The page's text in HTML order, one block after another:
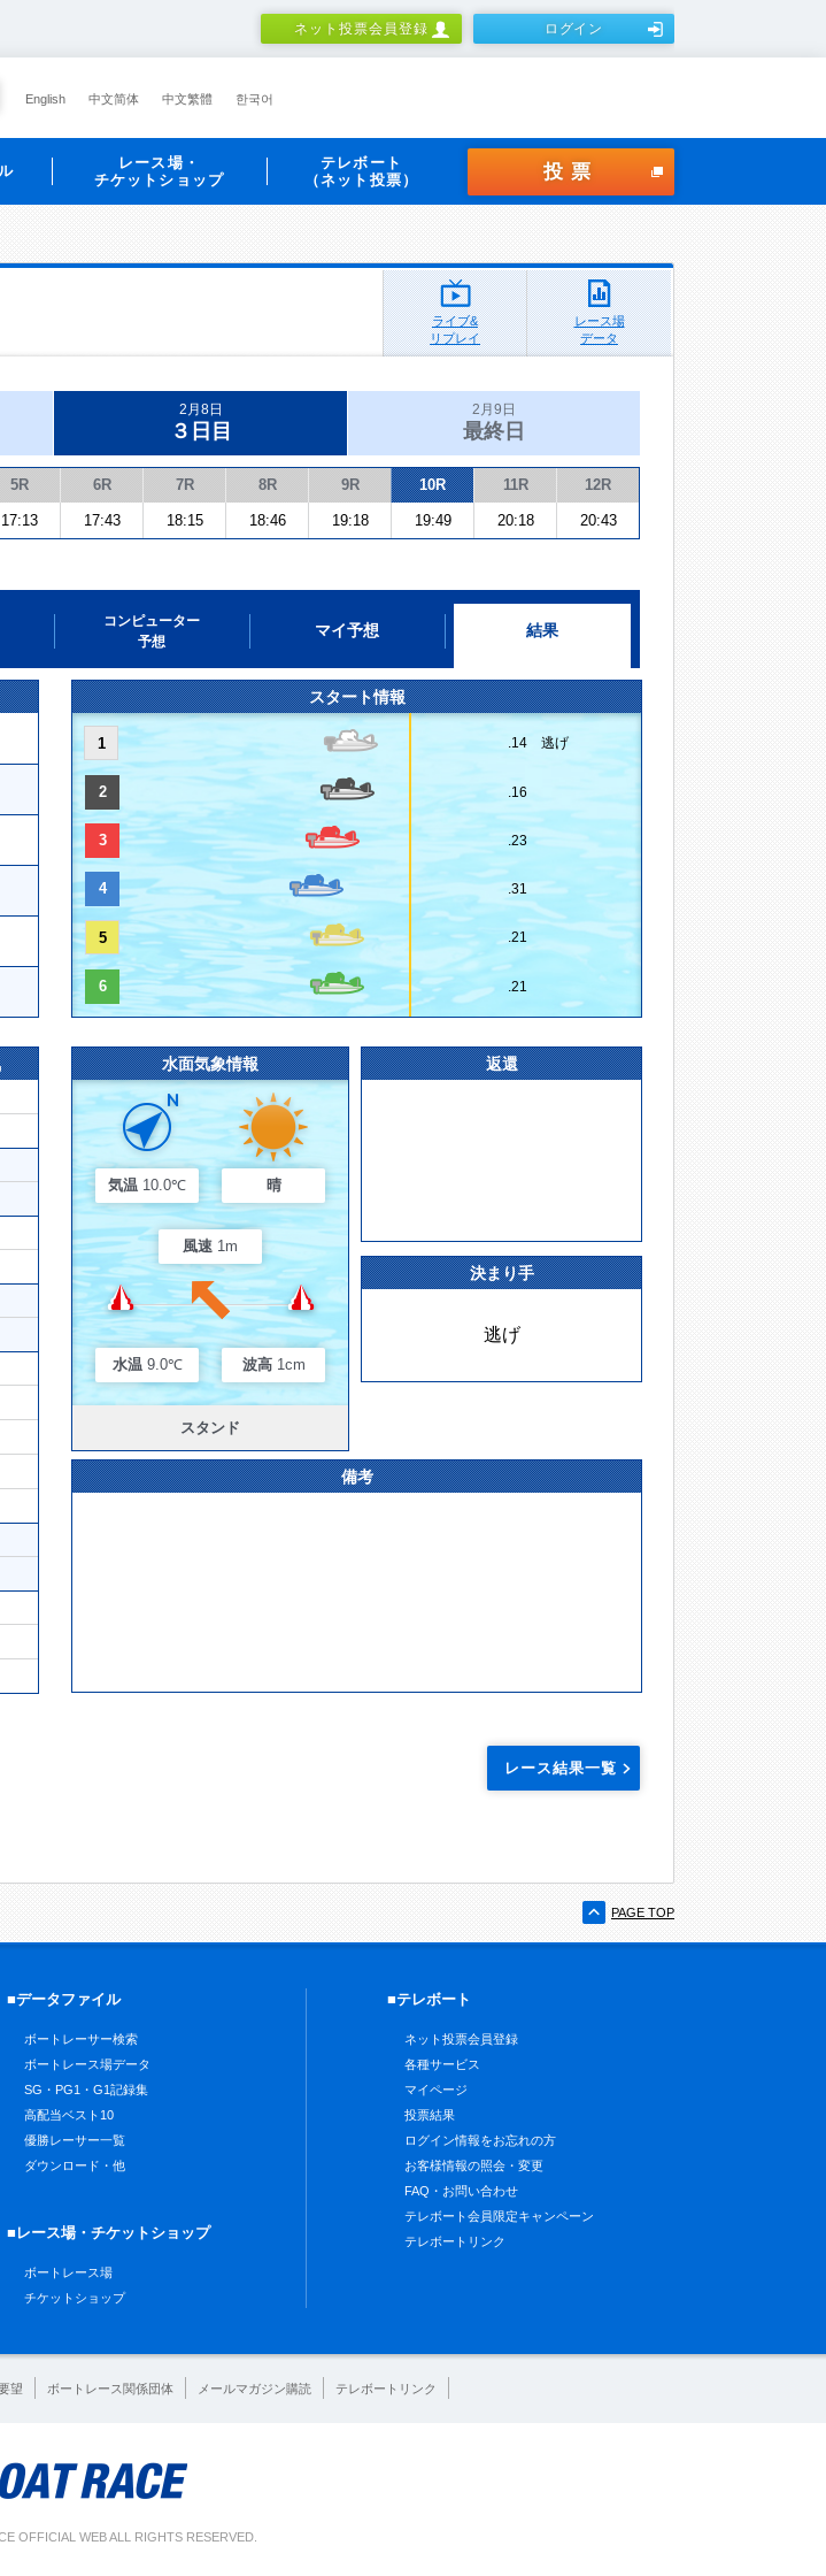
ネット投票会員登録 ログイン
English 中文简体 中文繁體 한국어
レース場・
チケットショップ
テレボート
（ネット投票）
投票
ライブ&
リプレイ
レース場
データ
2月8日
３日目
2月9日
最終日
5R 6R 7R 8R 9R 10R 11R 12R
17:13 17:43 18:15 18:46 19:18 19:49 20:18 20:43
コンピューター
予想
マイ予想 結果
スタート情報
1 .14 逃げ
2 .16
3 .23
4 .31
5 .21
6 .21
水面気象情報
気温 10.0℃ 晴
風速 1m
水温 9.0℃ 波高 1cm
スタンド
返還
決まり手
逃げ
備考
レース結果一覧
PAGE TOP
■データファイル
ボートレーサー検索
ボートレース場データ
SG・PG1・G1記録集
高配当ベスト10
優勝レーサー一覧
ダウンロード・他
■レース場・チケットショップ
ボートレース場
チケットショップ
■テレボート
ネット投票会員登録
各種サービス
マイページ
投票結果
ログイン情報をお忘れの方
お客様情報の照会・変更
FAQ・お問い合わせ
テレボート会員限定キャンペーン
テレボートリンク
望 ボートレース関係団体 メールマガジン購読 テレボートリンク
OFFICIAL WEB ALL RIGHTS RESERVED.